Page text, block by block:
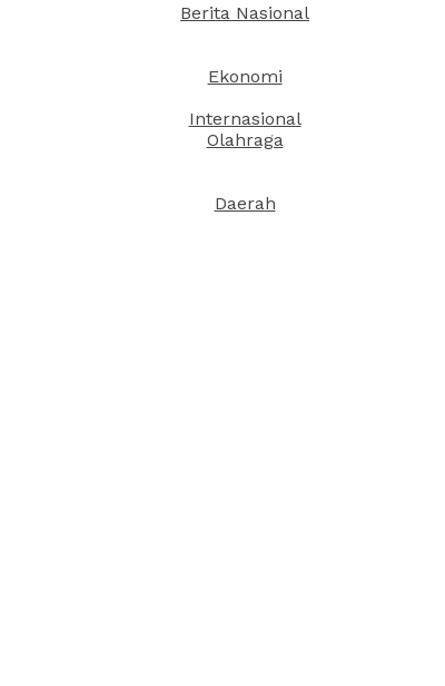
Berita Nasional
Ekonomi
Internasional
Olahraga
Daerah